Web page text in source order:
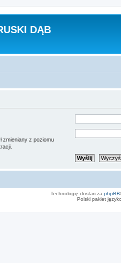
DĄB
zmieniany z poziomu
Technologię dostarcza phpBB
Polski pakiet